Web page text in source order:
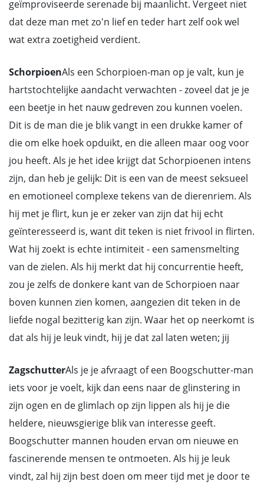
geïmproviseerde serenade bij maanlicht. Vergeet niet
dat deze man met zo'n lief en teder hart zelf ook wel
wat extra zoetigheid verdient.
SchorpioenAls een Schorpioen-man op je valt, kun je
hartstochtelijke aandacht verwachten - zoveel dat je je
een beetje in het nauw gedreven zou kunnen voelen.
Dit is de man die je blik vangt in een drukke kamer of
die om elke hoek opduikt, en die alleen maar oog voor
jou heeft. Als je het idee krijgt dat Schorpioenen intens
zijn, dan heb je gelijk: Dit is een van de meest seksueel
en emotioneel complexe tekens van de dierenriem. Als
hij met je flirt, kun je er zeker van zijn dat hij echt
geïnteresseerd is, want dit teken is niet frivool in flirten.
Wat hij zoekt is echte intimiteit - een samensmelting
van de zielen. Als hij merkt dat hij concurrentie heeft,
zou je zelfs de donkere kant van de Schorpioen naar
boven kunnen zien komen, aangezien dit teken in de
liefde nogal bezitterig kan zijn. Waar het op neerkomt is
dat als hij je leuk vindt, hij je dat zal laten weten; jij
ZagschutterAls je je afvraagt of een Boogschutter-man
iets voor je voelt, kijk dan eens naar de glinstering in
zijn ogen en de glimlach op zijn lippen als hij je die
heldere, nieuwsgierige blik van interesse geeft.
Boogschutter mannen houden ervan om nieuwe en
fascinerende mensen te ontmoeten. Als hij je leuk
vindt, zal hij zijn best doen om meer tijd met je door te